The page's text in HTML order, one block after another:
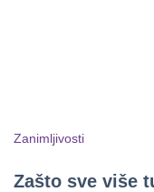
Zanimljivosti
Zašto sve više